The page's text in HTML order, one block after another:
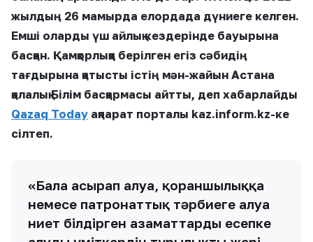
жылдың 26 мамырда елордада дүниеге келген.
Емші оларды үш айлық кездерінде бауырына
басқан. Қамқорлыққа берілген егіз сәбидің
тағдырына қатысты істің мән-жайын Астана
қалалық Білім басқармасы айтты, деп хабарлайды
Qazaq Today ақпарат порталы kaz.inform.kz-ке
сілтеп.
«Бала асырап алуға, қорғаншылыққа
немесе патронаттық тәрбиеге алуға
ниет білдірген азаматтарды есепке